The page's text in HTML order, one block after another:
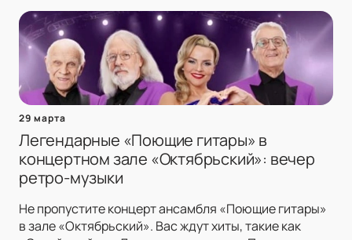
29 марта
Легендарные «Поющие гитары» в
концертном зале «Октябрьский»: вечер
ретро-музыки
Не пропустите концерт ансамбля «Поющие гитары»
в зале «Октябрьский». Вас ждут хиты, такие как